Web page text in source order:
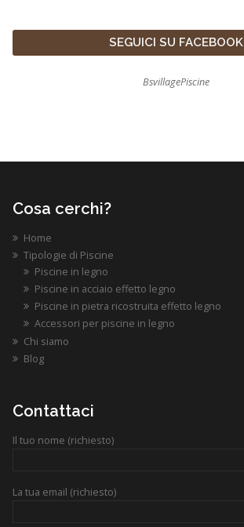
SEGUICI SU FACEBOOK
BsvillagePiscine
Cosa cerchi?
Home
Tipologie di Piscine
Piscine in legno
Piscine in acciaio effetto legno
Piscine in pietra ricostruita effetto legno
Accessori per piscine in legno
Chi siamo
Blog
Contattaci
Il tuo nome (richiesto)
La tua email (richiesto)